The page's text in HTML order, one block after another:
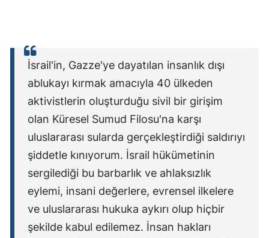
İsrail'in, Gazze'ye dayatılan insanlık dışı
ablukayı kırmak amacıyla 40 ülkeden
aktivistlerin oluşturduğu sivil bir girişim
olan Küresel Sumud Filosu'na karşı
uluslararası sularda gerçekleştirdiği saldırıyı
şiddetle kınıyorum. İsrail hükümetinin
sergilediği bu barbarlık ve ahlaksızlık
eylemi, insani değerlere, evrensel ilkelere
ve uluslararası hukuka aykırı olup hiçbir
şekilde kabul edilemez. İnsan hakları